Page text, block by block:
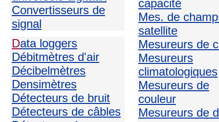
Convertisseurs de
signal
Data loggers
Débitmètres d'air
Décibelmètres
Densimètres
Détecteurs de bruit
Détecteurs de câbles
capacité
Mes. de
satellite
Mesureurs de
Mesureurs
climatologiques
Mesureurs de
couleur
Mesureurs de